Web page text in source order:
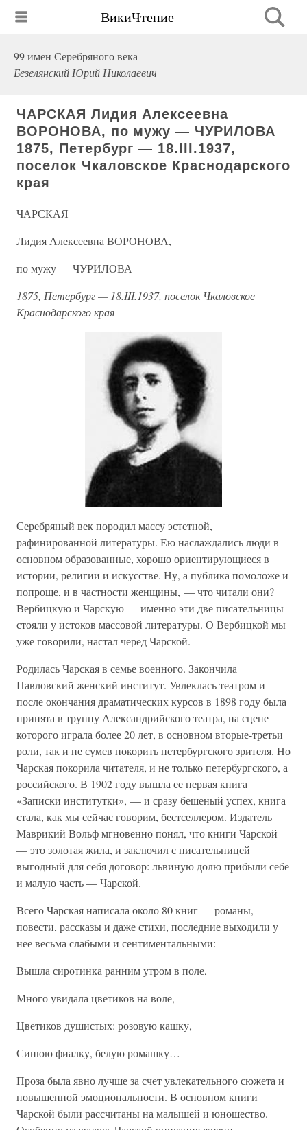
ВикиЧтение
99 имен Серебряного века
Безелянский Юрий Николаевич
ЧАРСКАЯ Лидия Алексеевна
ВОРОНОВА, по мужу — ЧУРИЛОВА
1875, Петербург — 18.III.1937,
поселок Чкаловское Краснодарского
края
ЧАРСКАЯ
Лидия Алексеевна ВОРОНОВА,
по мужу — ЧУРИЛОВА
1875, Петербург — 18.III.1937, поселок Чкаловское
Краснодарского края
Серебряный век породил массу эстетной,
рафинированной литературы. Ею наслаждались люди в
основном образованные, хорошо ориентирующиеся в
истории, религии и искусстве. Ну, а публика помоложе и
попроще, и в частности женщины, — что читали они?
Вербицкую и Чарскую — именно эти две писательницы
стояли у истоков массовой литературы. О Вербицкой мы
уже говорили, настал черед Чарской.
Родилась Чарская в семье военного. Закончила
Павловский женский институт. Увлеклась театром и
после окончания драматических курсов в 1898 году была
принята в труппу Александрийского театра, на сцене
которого играла более 20 лет, в основном вторые-третьи
роли, так и не сумев покорить петербургского зрителя. Но
Чарская покорила читателя, и не только петербургского, а
российского. В 1902 году вышла ее первая книга
«Записки институтки», — и сразу бешеный успех, книга
стала, как мы сейчас говорим, бестселлером. Издатель
Маврикий Вольф мгновенно понял, что книги Чарской
— это золотая жила, и заключил с писательницей
выгодный для себя договор: львиную долю прибыли себе
и малую часть — Чарской.
Всего Чарская написала около 80 книг — романы,
повести, рассказы и даже стихи, последние выходили у
нее весьма слабыми и сентиментальными:
Вышла сиротинка ранним утром в поле,
Много увидала цветиков на воле,
Цветиков душистых: розовую кашку,
Синюю фиалку, белую ромашку…
Проза была явно лучше за счет увлекательного сюжета и
повышенной эмоциональности. В основном книги
Чарской были рассчитаны на малышей и юношество.